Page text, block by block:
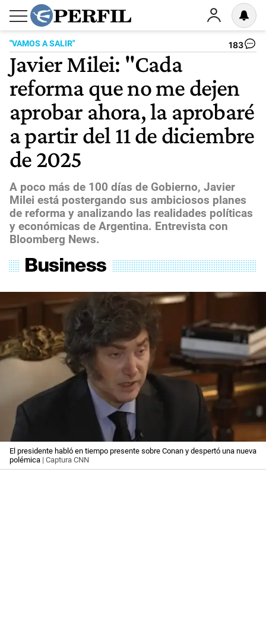
"VAMOS A SALIR" 183
Javier Milei: "Cada
reforma que no me dejen
aprobar ahora, la aprobaré
a partir del 11 de diciembre
de 2025
A poco más de 100 días de Gobierno, Javier
Milei está postergando sus ambiciosos planes
de reforma y analizando las realidades políticas
y económicas de Argentina. Entrevista con
Bloomberg News.
El presidente habló en tiempo presente sobre Conan y despertó una nueva
polémica | Captura CNN